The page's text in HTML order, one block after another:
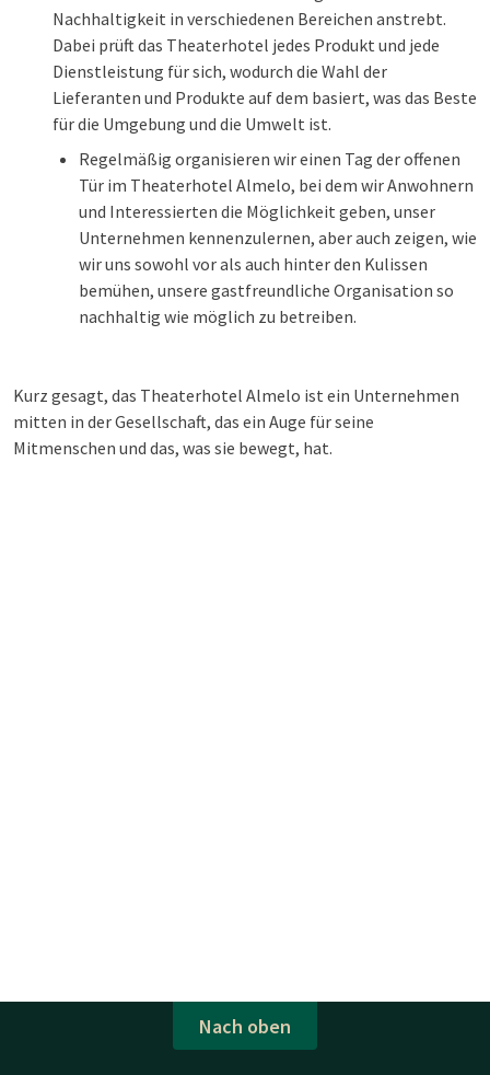
Nachhaltigkeit in verschiedenen Bereichen anstrebt.
Dabei prüft das Theaterhotel jedes Produkt und jede
Dienstleistung für sich, wodurch die Wahl der
Lieferanten und Produkte auf dem basiert, was das Beste
für die Umgebung und die Umwelt ist.
Regelmäßig organisieren wir einen Tag der offenen
Tür im Theaterhotel Almelo, bei dem wir Anwohnern
und Interessierten die Möglichkeit geben, unser
Unternehmen kennenzulernen, aber auch zeigen, wie
wir uns sowohl vor als auch hinter den Kulissen
bemühen, unsere gastfreundliche Organisation so
nachhaltig wie möglich zu betreiben.
Kurz gesagt, das Theaterhotel Almelo ist ein Unternehmen
mitten in der Gesellschaft, das ein Auge für seine
Mitmenschen und das, was sie bewegt, hat.
Nach oben